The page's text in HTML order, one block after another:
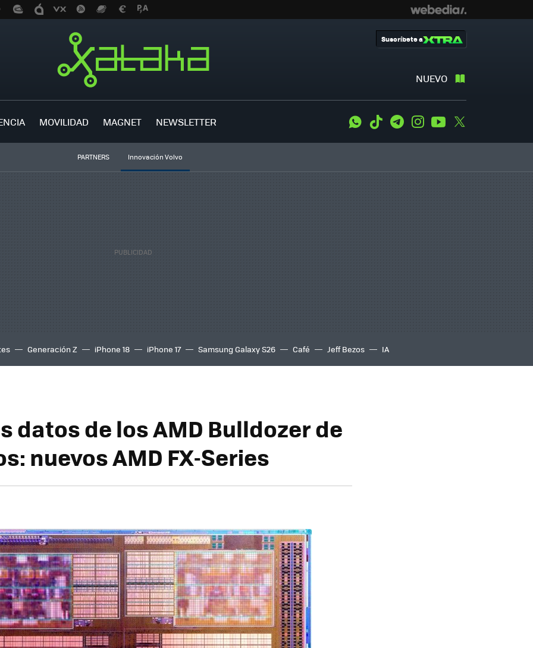
NUEVO
Suscríbete a
MOVILIDAD MAGNET NEWSLETTER WhatsApp
Tiktok TelegramInstagramYoutube
PARTNERS Innovación Volvo
Generación Z iPhone 18 iPhone 17 Samsung Galaxy S26 Café Jeff Bezos IA
datos de los AMD Bulldozer de
nuevos AMD FX-Series